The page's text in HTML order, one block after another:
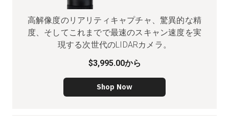
高解像度のリアリティキャプチャ、驚異的な精
度、そしてこれまでで最速のスキャン速度を実
現する次世代のLIDARカメラ。
$3,995.00から
Shop Now